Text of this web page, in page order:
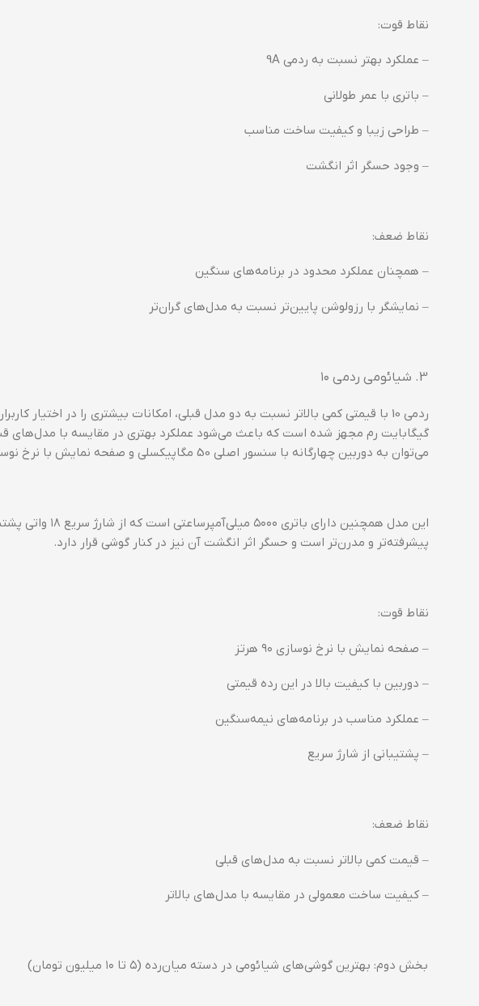
نقاط قوت:
– عملکرد بهتر نسبت به ردمی 9A
– باتری با عمر طولانی
– طراحی زیبا و کیفیت ساخت مناسب
– وجود حسگر اثر انگشت
نقاط ضعف:
– همچنان عملکرد محدود در برنامه‌های سنگین
– نمایشگر با رزولوشن پایین‌تر نسبت به مدل‌های گران‌تر
شیائومی ردمی ۱۰
گیگابایت رم مجهز شده است که باعث می‌شود عملکرد بهتری در مقایسه با مدل‌های
می‌توان به دوربین چهارگانه با سنسور اصلی 50 مگاپیکسلی و صفحه نمایش با نرخ نوسازی 90 هرتز اشاره کرد.
این مدل همچنین
پیشرفته‌تر و مدرن‌تر است و حسگر اثر انگشت آن نیز در کنار گوشی قرار دارد.
نقاط قوت:
– صفحه نمایش با نرخ نوسازی ۹۰ هرتز
– دوربین با کیفیت بالا در این رده قیمتی
– عملکرد مناسب در برنامه‌های نیمه‌سنگین
– پشتیبانی از شارژ سریع
نقاط ضعف:
– قیمت کمی بالاتر نسبت به مدل‌های قبلی
– کیفیت ساخت معمولی در مقایسه با مدل‌های بالاتر
بخش دوم: بهترین گوشی‌های شیائومی در دسته میان‌رده (۵ تا ۱۰ میلیون تومان)